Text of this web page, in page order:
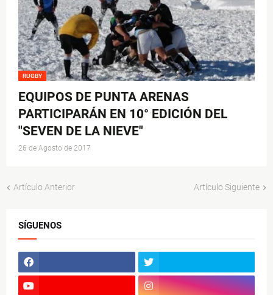
RUGBY
EQUIPOS DE PUNTA ARENAS
PARTICIPARÁN EN 10° EDICIÓN DEL
"SEVEN DE LA NIEVE"
26 de Agosto de 2017
Artículo Anterior Artículo Siguiente
SÍGUENOS